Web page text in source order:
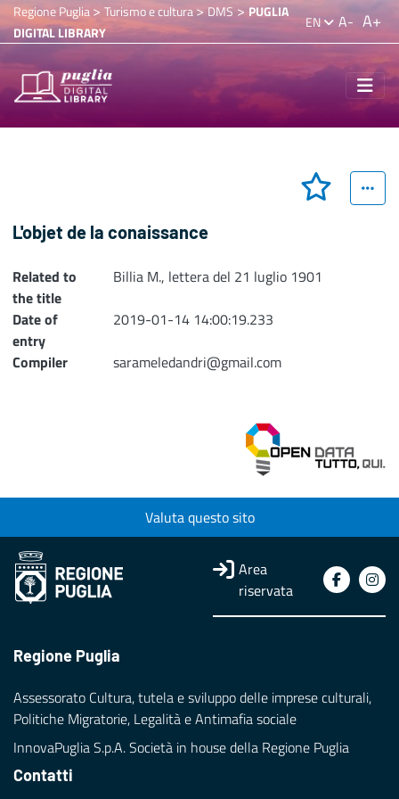
Regione Puglia> Turismo e cultura>DMS > PUGLIA
DIGITAL LIBRARY
EN A- A+
L'objet de la conaissance
Related to
the title
Billia M., lettera del 21 luglio 1901
Date of
entry
2019-01-14 14:00:19.233
Compiler
sarameledandri@gmail.com
Valuta questo sito
Area
riservata
Regione Puglia
Assessorato Cultura, tutela e sviluppo delle imprese culturali,
Politiche Migratorie, Legalità e Antimafia sociale
InnovaPuglia S.p.A. Società in house della Regione Puglia
Contatti